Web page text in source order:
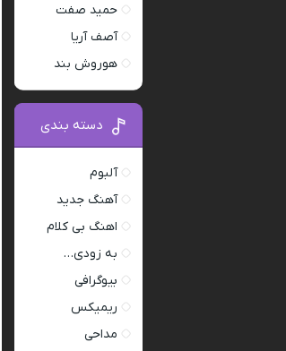
حمید صفت
آصف آریا
هوروش بند
دسته بندی
آلبوم
آهنگ جدید
اهنگ بی کلام
به زودی…
بیوگرافی
ریمیکس
مداحی